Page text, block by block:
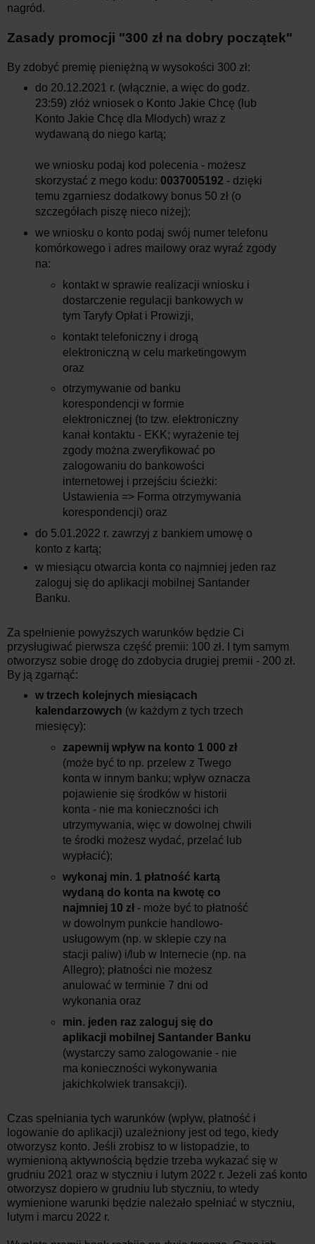
nagród.
Zasady promocji "300 zł na dobry początek"
By zdobyć premię pieniężną w wysokości 300 zł:
do 20.12.2021 r. (włącznie, a więc do godz.
23:59) złóż wniosek o Konto Jakie Chcę (lub
Konto Jakie Chcę dla Młodych) wraz z
wydawaną do niego kartą;
we wniosku podaj kod polecenia - możesz
skorzystać z mego kodu: 0037005192 - dzięki
temu zgarniesz dodatkowy bonus 50 zł (o
szczegółach piszę nieco niżej);
we wniosku o konto podaj swój numer telefonu
komórkowego i adres mailowy oraz wyraź zgody
na:
kontakt w sprawie realizacji wniosku i
dostarczenie regulacji bankowych w
tym Taryfy Opłat i Prowizji,
kontakt telefoniczny i drogą
elektroniczną w celu marketingowym
oraz
otrzymywanie od banku
korespondencji w formie
elektronicznej (to tzw. elektroniczny
kanał kontaktu - EKK; wyrażenie tej
zgody można zweryfikować po
zalogowaniu do bankowości
internetowej i przejściu ścieżki:
Ustawienia => Forma otrzymywania
korespondencji) oraz
do 5.01.2022 r. zawrzyj z bankiem umowę o
konto z kartą;
w miesiącu otwarcia konta co najmniej jeden raz
zaloguj się do aplikacji mobilnej Santander
Banku.
Za spełnienie powyższych warunków będzie Ci
przysługiwać pierwsza część premii: 100 zł. I tym samym
otworzysz sobie drogę do zdobycia drugiej premii - 200 zł.
By ją zgarnąć:
w trzech kolejnych miesiącach
kalendarzowych (w każdym z tych trzech
miesięcy):
zapewnij wpływ na konto 1 000 zł
(może być to np. przelew z Twego
konta w innym banku; wpływ oznacza
pojawienie się środków w historii
konta - nie ma konieczności ich
utrzymywania, więc w dowolnej chwili
te środki możesz wydać, przelać lub
wypłacić);
wykonaj min. 1 płatność kartą
wydaną do konta na kwotę co
najmniej 10 zł - może być to płatność
w dowolnym punkcie handlowo-
usługowym (np. w sklepie czy na
stacji paliw) i/lub w Internecie (np. na
Allegro); płatności nie możesz
anulować w terminie 7 dni od
wykonania oraz
min. jeden raz zaloguj się do
aplikacji mobilnej Santander Banku
(wystarczy samo zalogowanie - nie
ma konieczności wykonywania
jakichkolwiek transakcji).
Czas spełniania tych warunków (wpływ, płatność i
logowanie do aplikacji) uzależniony jest od tego, kiedy
otworzysz konto. Jeśli zrobisz to w listopadzie, to
wymienioną aktywnością będzie trzeba wykazać się w
grudniu 2021 oraz w styczniu i lutym 2022 r. Jeżeli zaś konto
otworzysz dopiero w grudniu lub styczniu, to wtedy
wymienione warunki będzie należało spełniać w styczniu,
lutym i marcu 2022 r.